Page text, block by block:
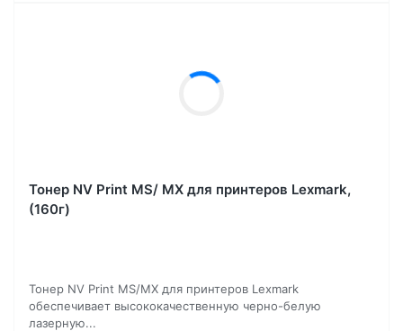
Тонер NV Print MS/ MX для принтеров Lexmark,
(160г)
Тонер NV Print MS/MX для принтеров Lexmark
обеспечивает высококачественную черно-белую
лазерную...